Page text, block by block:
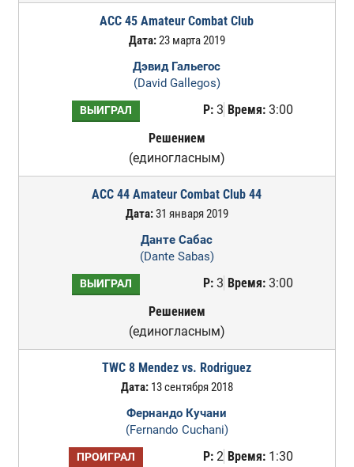
ACC 45 Amateur Combat Club
Дата:23 марта 2019
Дэвид Гальегос
(David Gallegos)
ВЫИГРАЛ Р:3 Время:3:00
Решением
(единогласным)
ACC 44 Amateur Combat Club 44
Дата:31 января 2019
Данте Сабас
(Dante Sabas)
ВЫИГРАЛ Р:3 Время:3:00
Решением
(единогласным)
TWC 8 Mendez vs. Rodriguez
Дата:13 сентября 2018
Фернандо Кучани
(Fernando Cuchani)
ПРОИГРАЛ Р:2 Время:1:30